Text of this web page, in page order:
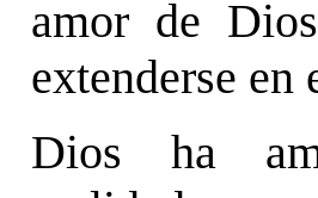
amor de
extenderse
Dios ha